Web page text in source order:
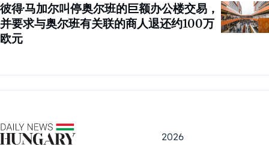
彼得·马加尔叫停奥尔班的巨额办公楼交易，
并要求与奥尔班有关联的商人退还约100万
欧元
2026